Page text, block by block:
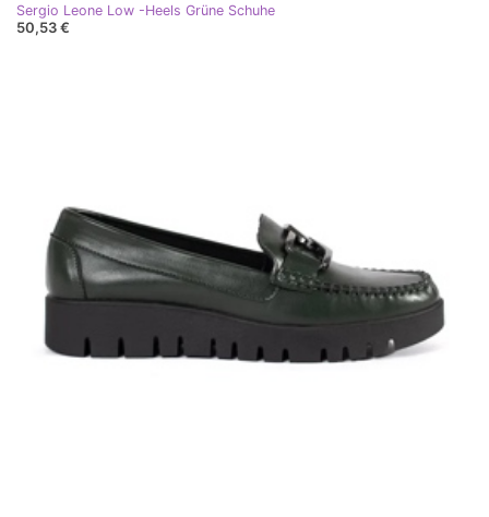
Sergio Leone Low -Heels Grüne Schuhe
50,53 €